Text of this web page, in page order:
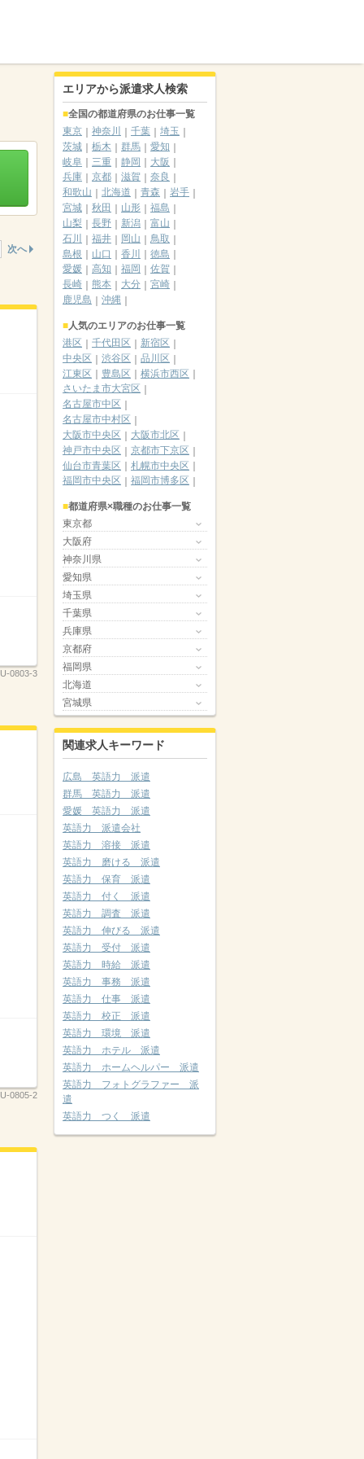
次へ
U-0803-3
U-0805-2
エリアから派遣求人検索
全国の都道府県のお仕事一覧
東京
神奈川 千葉
埼玉
茨城
栃木 群馬
愛知
岐阜
三重 静岡
大阪
兵庫
京都 滋賀
奈良
和歌山
北海道 青森
岩手
宮城
秋田 山形
福島
山梨
長野 新潟
富山
石川
福井 岡山
鳥取
島根
山口 香川
徳島
愛媛
高知 福岡
佐賀
長崎
熊本 大分
宮崎
鹿児島
沖縄
人気のエリアのお仕事一覧
港区
千代田区
新宿区
中央区
渋谷区
品川区
江東区
豊島区
横浜市西区
さいたま市大宮区
名古屋市中区
名古屋市中村区
大阪市中央区
大阪市北区
神戸市中央区
京都市下京区
仙台市青葉区
札幌市中央区
福岡市中央区
福岡市博多区
都道府県×職種のお仕事一覧
東京都
大阪府
神奈川県
愛知県
埼玉県
千葉県
兵庫県
京都府
福岡県
北海道
宮城県
関連求人キーワード
広島 英語力 派遣
群馬 英語力 派遣
愛媛 英語力 派遣
英語力 派遣会社
英語力 溶接 派遣
英語力 磨ける 派遣
英語力 保育 派遣
英語力 付く 派遣
英語力 調査 派遣
英語力 伸びる 派遣
英語力 受付 派遣
英語力 時給 派遣
英語力 事務 派遣
英語力 仕事 派遣
英語力 校正 派遣
英語力 環境 派遣
英語力 ホテル 派遣
英語力 ホームヘルパー 派遣
英語力 フォトグラファー 派
遣
英語力 つく 派遣